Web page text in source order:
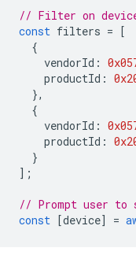
// Filter on
const filters = [
{
vendorId :
productId :
},
{
vendorId :
productId :
}
];
// Prompt user to
const [device] =